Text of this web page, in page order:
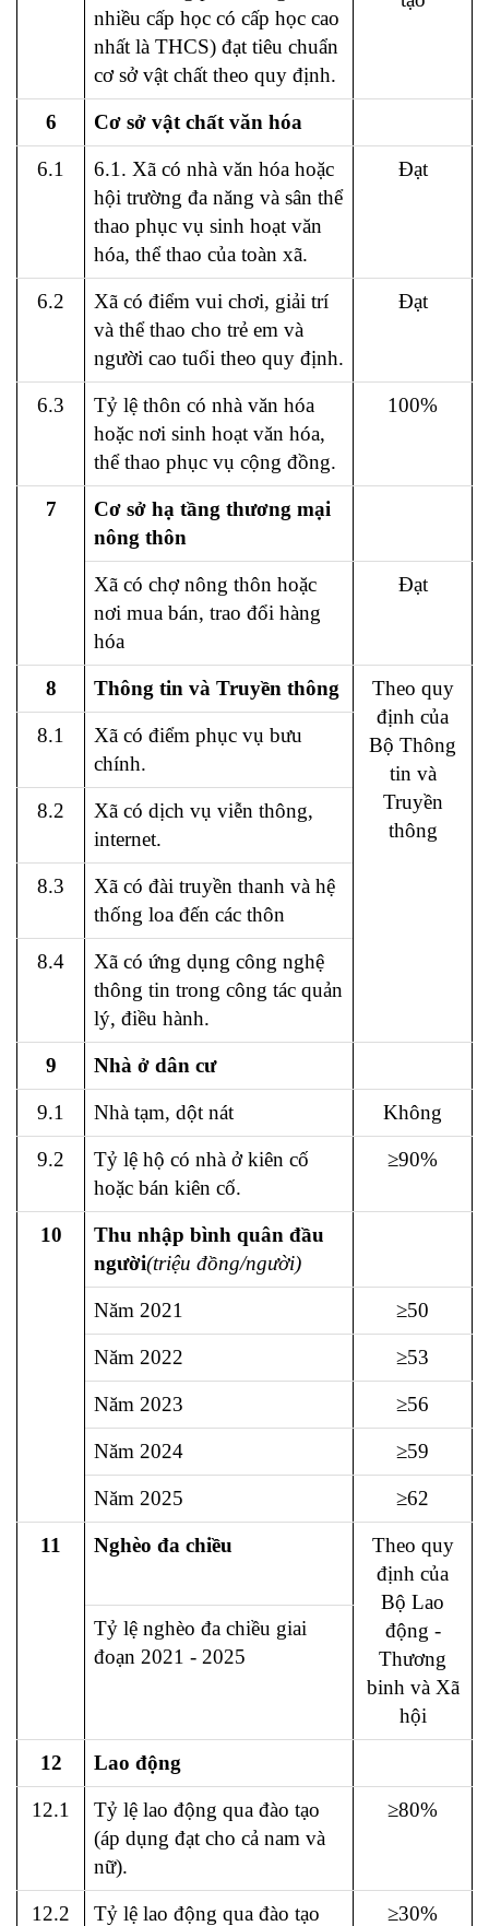
nhiều cấp học có cấp học cao
nhất là THCS) đạt tiêu chuẩn
cơ sở vật chất theo quy định.
6 Cơ sở vật chất văn hóa
6.1
6.1. Xã có nhà văn hóa hoặc
hội trường đa năng và sân thể
thao phục vụ sinh hoạt văn
hóa, thể thao của toàn xã.
Đạt
6.2
Xã có điểm vui chơi, giải trí
và thể thao cho trẻ em và
người cao tuổi theo quy định.
Đạt
6.3
Tỷ lệ thôn có nhà văn hóa
hoặc nơi sinh hoạt văn hóa,
thể thao phục vụ cộng đồng.
100%
7
Cơ sở hạ tầng thương mại
nông thôn
Xã có chợ nông thôn hoặc
nơi mua bán, trao đổi hàng
hóa
Đạt
8 Thông tin và Truyền thông
Theo quy
định của
Bộ Thông
tin và
Truyền
thông
8.1
Xã có điểm phục vụ bưu
chính.
8.2
Xã có dịch vụ viễn thông,
internet.
8.3
Xã có đài truyền thanh và hệ
thống loa đến các thôn
8.4
Xã có ứng dụng công nghệ
thông tin trong công tác quản
lý, điều hành.
9 Nhà ở dân cư
9.1 Nhà tạm, dột nát Không
9.2
Tỷ lệ hộ có nhà ở kiên cố
hoặc bán kiên cố.
≥90%
10
Thu nhập bình quân đầu
người(triệu đồng/người)
Năm 2021 ≥50
Năm 2022 ≥53
Năm 2023 ≥56
Năm 2024 ≥59
Năm 2025 ≥62
11 Nghèo đa chiều
Theo quy
định của
Bộ Lao
động -
Thương
binh và Xã
hội
Tỷ lệ nghèo đa chiều giai
đoạn 2021 - 2025
12 Lao động
12.1
Tỷ lệ lao động qua đào tạo
(áp dụng đạt cho cả nam và
nữ).
≥80%
12.2
Tỷ lệ lao động qua đào tạo
≥30%